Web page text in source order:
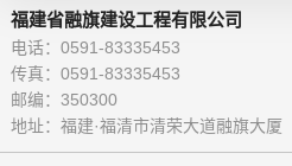
福建省融旗建设工程有限公司
电话：0591-83335453
传真：0591-83335453
邮编：350300
地址：福建·福清市清荣大道融旗大厦